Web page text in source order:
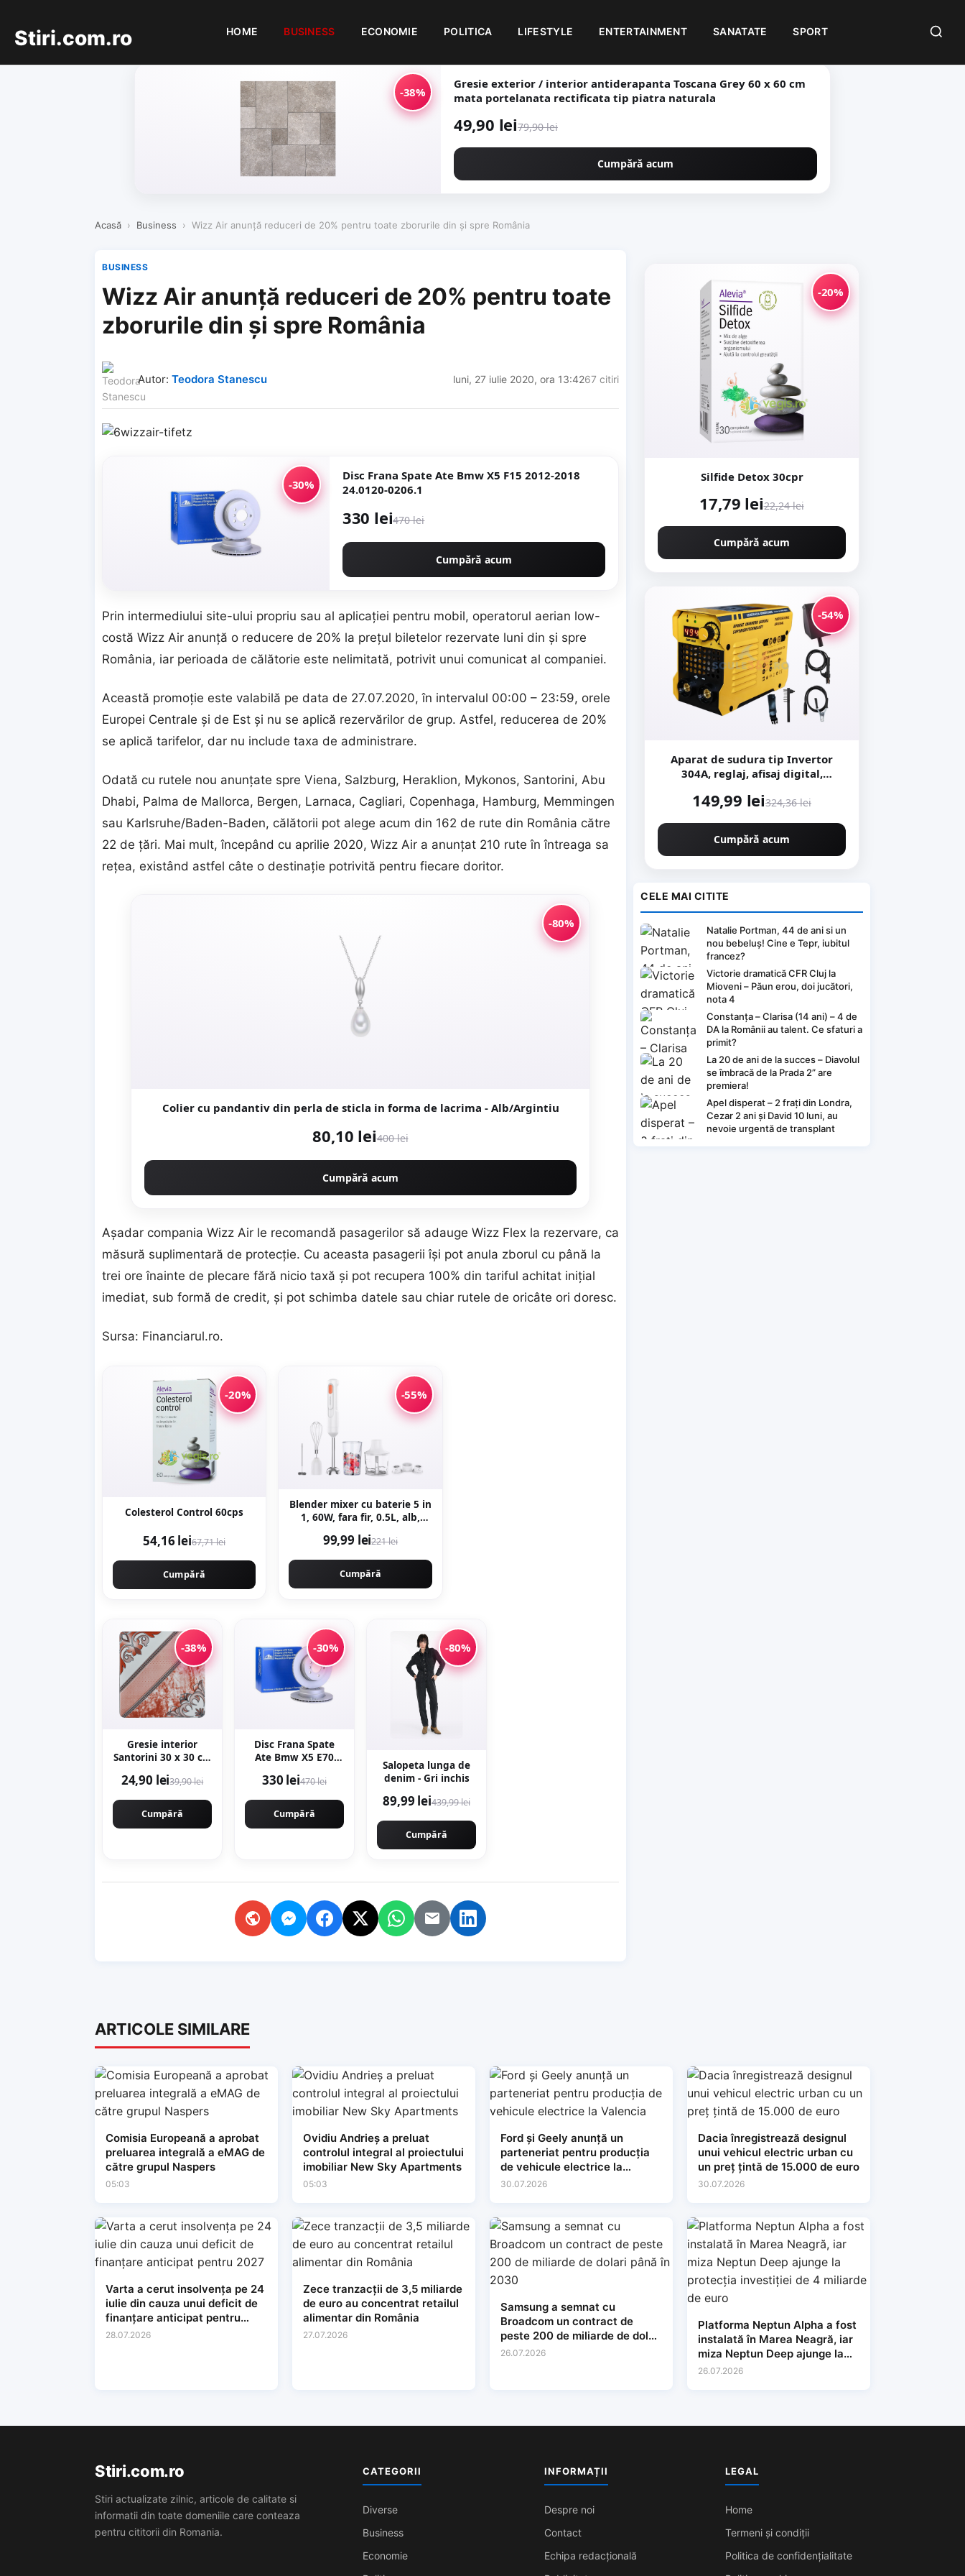
Stiri.com.ro HOME BUSINESS ECONOMIE POLITICA LIFESTYLE ENTERTAINMENT SANATATE SPORT
-38%
Gresie exterior / interior antiderapanta Toscana Grey 60 x 60 cm
mata portelanata rectificata tip piatra naturala
49,90 lei79,90 lei
Cumpără acum
Acasă › Business › Wizz Air anunţă reduceri de 20% pentru toate zborurile din şi spre România
BUSINESS
Wizz Air anunţă reduceri de 20% pentru toate
zborurile din şi spre România
Autor: Teodora Stanescu luni, 27 iulie 2020, ora 13:4267 citiri
-30%
Disc Frana Spate Ate Bmw X5 F15 2012-2018
24.0120-0206.1
330 lei470 lei
Cumpără acum
Prin intermediului site-ului propriu sau al aplicaţiei pentru mobil, operatorul aerian low-
costă Wizz Air anunţă o reducere de 20% la preţul biletelor rezervate luni din şi spre
România, iar perioada de călătorie este nelimitată, potrivit unui comunicat al companiei.
Această promoţie este valabilă pe data de 27.07.2020, în intervalul 00:00 – 23:59, orele
Europei Centrale şi de Est şi nu se aplică rezervărilor de grup. Astfel, reducerea de 20%
se aplică tarifelor, dar nu include taxa de administrare.
Odată cu rutele nou anunţate spre Viena, Salzburg, Heraklion, Mykonos, Santorini, Abu
Dhabi, Palma de Mallorca, Bergen, Larnaca, Cagliari, Copenhaga, Hamburg, Memmingen
sau Karlsruhe/Baden-Baden, călătorii pot alege acum din 162 de rute din România către
22 de ţări. Mai mult, începând cu aprilie 2020, Wizz Air a anunţat 210 rute în întreaga sa
reţea, existând astfel câte o destinaţie potrivită pentru fiecare doritor.
-80%
Colier cu pandantiv din perla de sticla in forma de lacrima - Alb/Argintiu
80,10 lei400 lei
Cumpără acum
Aşadar compania Wizz Air le recomandă pasagerilor să adauge Wizz Flex la rezervare, ca
măsură suplimentară de protecţie. Cu aceasta pasagerii îşi pot anula zborul cu până la
trei ore înainte de plecare fără nicio taxă şi pot recupera 100% din tariful achitat iniţial
imediat, sub formă de credit, şi pot schimba datele sau chiar rutele de oricâte ori doresc.
Sursa: Financiarul.ro.
-20%
Colesterol Control 60cps
54,16 lei67,71 lei
Cumpără
-55%
Blender mixer cu baterie 5 in
1, 60W, fara fir, 0.5L, alb,
99,99 lei221 lei
Cumpără
-38%
Gresie interior
Santorini 30 x 30 cm
24,90 lei39,90 lei
Cumpără
-30%
Disc Frana Spate
Ate Bmw X5 E70
0206.1
330 lei470 lei
Cumpără
-80%
Salopeta lunga de
denim - Gri inchis
89,99 lei439,99 lei
Cumpără
-20%
Silfide Detox 30cpr
17,79 lei22,24 lei
Cumpără acum
-54%
Aparat de sudura tip Invertor
304A, reglaj, afisaj digital,
Generation - URAL MASH
149,99 lei324,36 lei
Cumpără acum
CELE MAI CITITE
Natalie Portman, 44 de ani si un
nou bebeluș! Cine e Tepr, iubitul
francez?
Victorie dramatică CFR Cluj la
Mioveni – Păun erou, doi jucători,
nota 4
Constanța – Clarisa (14 ani) – 4 de
DA la Românii au talent. Ce sfaturi a
primit?
La 20 de ani de la succes – Diavolul
se îmbracă de la Prada 2” are
premiera!
Apel disperat – 2 frați din Londra,
Cezar 2 ani și David 10 luni, au
nevoie urgentă de transplant
ARTICOLE SIMILARE
Comisia Europeană a aprobat
preluarea integrală a eMAG de
către grupul Naspers
05:03
Ovidiu Andrieș a preluat
controlul integral al proiectului
imobiliar New Sky Apartments
05:03
Ford și Geely anunță un
parteneriat pentru producția
de vehicule electrice la
Valencia
30.07.2026
Dacia înregistrează designul
unui vehicul electric urban cu
un preț țintă de 15.000 de euro
30.07.2026
Varta a cerut insolvența pe 24
iulie din cauza unui deficit de
finanțare anticipat pentru
2027
28.07.2026
Zece tranzacții de 3,5 miliarde
de euro au concentrat retailul
alimentar din România
27.07.2026
Samsung a semnat cu
Broadcom un contract de
peste 200 de miliarde de dolari
până în 2030
26.07.2026
Platforma Neptun Alpha a fost
instalată în Marea Neagră, iar
miza Neptun Deep ajunge la
protecția investiției de 4
26.07.2026
Stiri.com.ro
Stiri actualizate zilnic, articole de calitate si
informatii din toate domeniile care conteaza
pentru cititorii din Romania.
CATEGORII
Diverse
Business
Economie
INFORMAȚII
Despre noi
Contact
Echipa redacțională
LEGAL
Home
Termeni și condiții
Politica de confidențialitate